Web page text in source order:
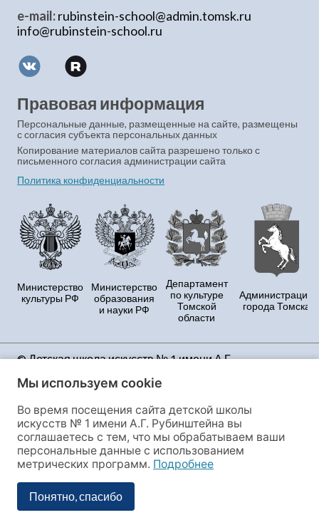
e-mail:rubinstein-school@admin.tomsk.ru
info@rubinstein-school.ru
Правовая информация
Персональные данные, размещенные на сайте, размещены
с согласия субъекта персональных данных
Копирование материалов сайта разрешено только с
письменного согласия администрации сайта
Политика конфиденциальности
Министерство
культуры РФ
Министерство
образования
и науки РФ
Департамент
по культуре
Томской
области
Администрация
города Томска
© Детская школа искусств № 1 имени А.Г.
сайт, Вы принимаете условия Политики
на сбор и обработку персональных данных и файлов
cookies, этот сайт использует сервис веб-аналитики
«Яндекс.Метрика», предоставляемый ООО
«ЯНДЕКС», 119021, Россия, Москва, ул. Л. Толстого, 16.
Если Вы не согласны с данными условиями, Вы
обязаны покинуть сайт или отключить настройки в
своем браузере
Мы используем cookie
Во время посещения сайта детской школы
искусств № 1 имени А.Г. Рубинштейна вы
соглашаетесь с тем, что мы обрабатываем ваши
персональные данные с использованием
метрических программ. Подробнее
Понятно, спасибо